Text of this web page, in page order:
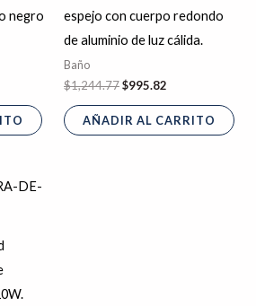
negro
espejo con cuerpo redondo
de aluminio de luz cálida.
Baño
$1,244.77$995.82
AÑADIR AL CARRITO